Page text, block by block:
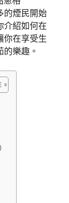
的煙民開始
介紹如何在
你在享受生
樂趣。